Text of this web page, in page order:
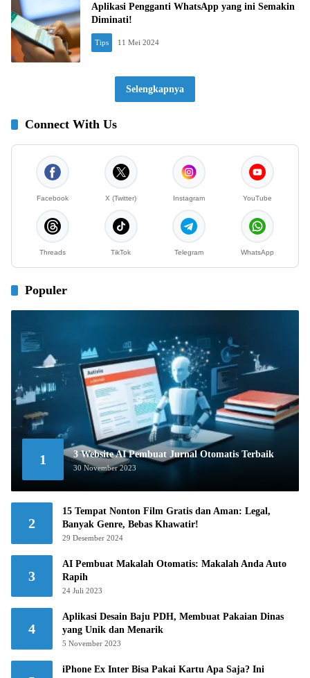
Aplikasi Pengganti WhatsApp yang ini Semakin
Diminati!
Tips 11 Mei 2024
Selengkapnya
Connect With Us
Facebook X (Twitter) Instagram YouTube
Threads TikTok Telegram WhatsApp
Populer
1 3 Website AI Pembuat Jurnal Otomatis Terbaik
30 November 2023
2
15 Tempat Nonton Film Gratis dan Aman: Legal,
Banyak Genre, Bebas Khawatir!
29 Desember 2024
3
AI Pembuat Makalah Otomatis: Makalah Anda Auto
Rapih
24 Juli 2023
4
Aplikasi Desain Baju PDH, Membuat Pakaian Dinas
yang Unik dan Menarik
5 November 2023
iPhone Ex Inter Bisa Pakai Kartu Apa Saja? Ini